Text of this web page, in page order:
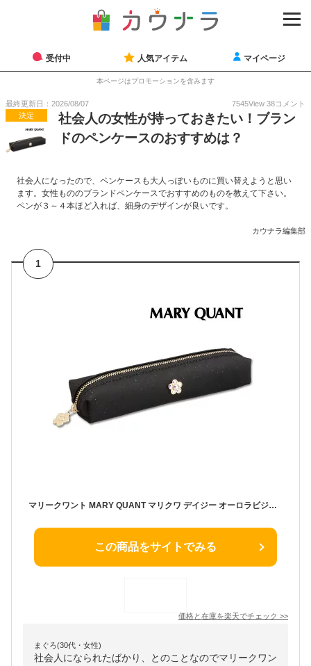
受付中 人気アイテム マイページ
本ページはプロモーションを含みます
最終更新日：2026/08/07 7545View 38コメント
決定
社会人の女性が持っておきたい！ブラン
ドのペンケースのおすすめは？
社会人になったので、ペンケースも大人っぽいものに買い替えようと思い
ます。女性もののブランドペンケースでおすすめのものを教えて下さい。
ペンが３～４本ほど入れば、細身のデザインが良いです。
カウナラ編集部
1
マリークワント MARY QUANT マリクワ デイジー オーロラビジューデイジー ペンケース 黒 ブラック 通勤 通学 化粧 メイク コスメ プレゼント ギフト かわいい おしゃれ お返し クリスマス 誕生日 プレゼント ギフト お返し
この商品をサイトでみる
価格と在庫を楽天でチェック >>
まぐろ(30代・女性)
社会人になられたばかり、とのことなのでマリークワン